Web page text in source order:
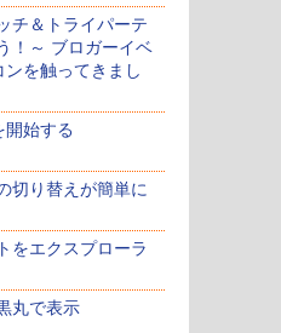
チ＆トライパーテ
！～ ブロガーイベ
を触ってきまし
始する
切り替えが簡単に
をエクスプローラ
丸で表示